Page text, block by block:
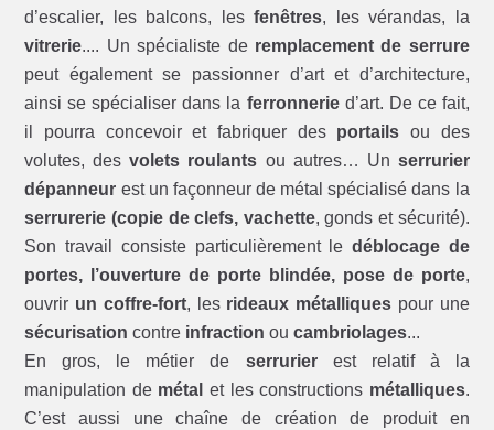
d’escalier, les balcons, lesfenêtres, les vérandas, la
vitrerie.... Un spécialiste de remplacement de serrure
peut également se passionner d’art et d’architecture,
ainsi se spécialiser dans la ferronneried’art. De ce fait,
il pourra concevoir et fabriquer des portails ou des
volutes, desvolets roulants ou autres… Un serrurier
dépanneur est un façonneur de métal spécialisé dans la
serrurerie (copie de clefs, vachette, gonds et sécurité).
Son travail consiste particulièrement le déblocage de
portes, l’ouverture de porte blindée, pose de porte,
ouvrir un coffre-fort, les rideaux métalliques pour une
sécurisation contre infraction oucambriolages...
En gros, le métier de serrurierest relatif à la
manipulation de métal et les constructions métalliques.
C’est aussi une chaîne de création de produit en